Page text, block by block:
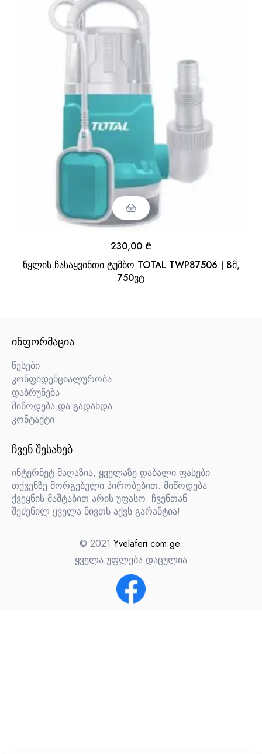
წყლის ჩასაყვინთი ტუმბო TOTAL TWP87506 | 8მ,
750ვტ
230,00 ₾
ᲘᲜᲤᲝᲠᲛᲐᲪᲘᲐ
წესები
კონფიდენციალურობა
დაბრუნება
მიწოდება და გადახდა
კონტაქტი
ᲩᲕᲔᲜ ᲨᲔᲡᲐᲮᲔᲑ
ინტერნეტ მაღაზია, ყველაზე დაბალი ფასები
თქვენზე მორგებული პირობებით. მიწოდება
ქვეყნის მაშტაბით არის უფასო. ჩვენთან
შეძენილ ყველა ნივთს აქვს გარანტია!
© 2021 Yvelaferi.com.ge
ყველა უფლება დაცულია